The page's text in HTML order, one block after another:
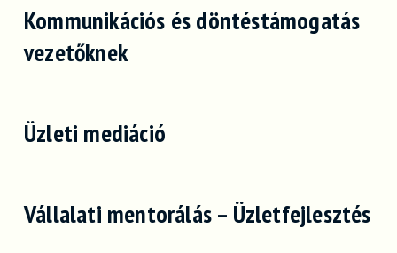
Kommunikációs és döntéstámogatás
vezetőknek
Üzleti mediáció
Vállalati mentorálás – Üzletfejlesztés